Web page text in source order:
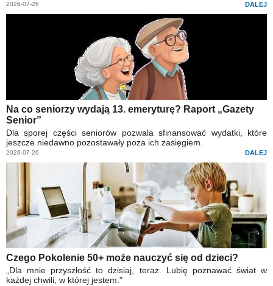
2026-07-26 DALEJ
Na co seniorzy wydają 13. emeryturę? Raport „Gazety
Senior”
Dla sporej części seniorów pozwala sfinansować wydatki, które
jeszcze niedawno pozostawały poza ich zasięgiem.
2026-07-26 DALEJ
Czego Pokolenie 50+ może nauczyć się od dzieci?
„Dla mnie przyszłość to dzisiaj, teraz. Lubię poznawać świat w
każdej chwili, w której jestem."